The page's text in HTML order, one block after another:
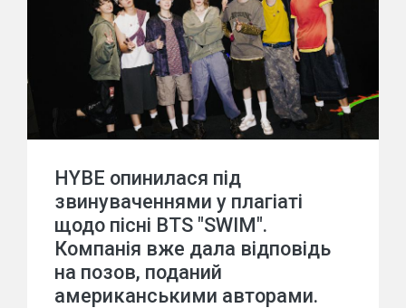
HYBE опинилася під
звинуваченнями у плагіаті
щодо пісні BTS "SWIM".
Компанія вже дала відповідь
на позов, поданий
американськими авторами.